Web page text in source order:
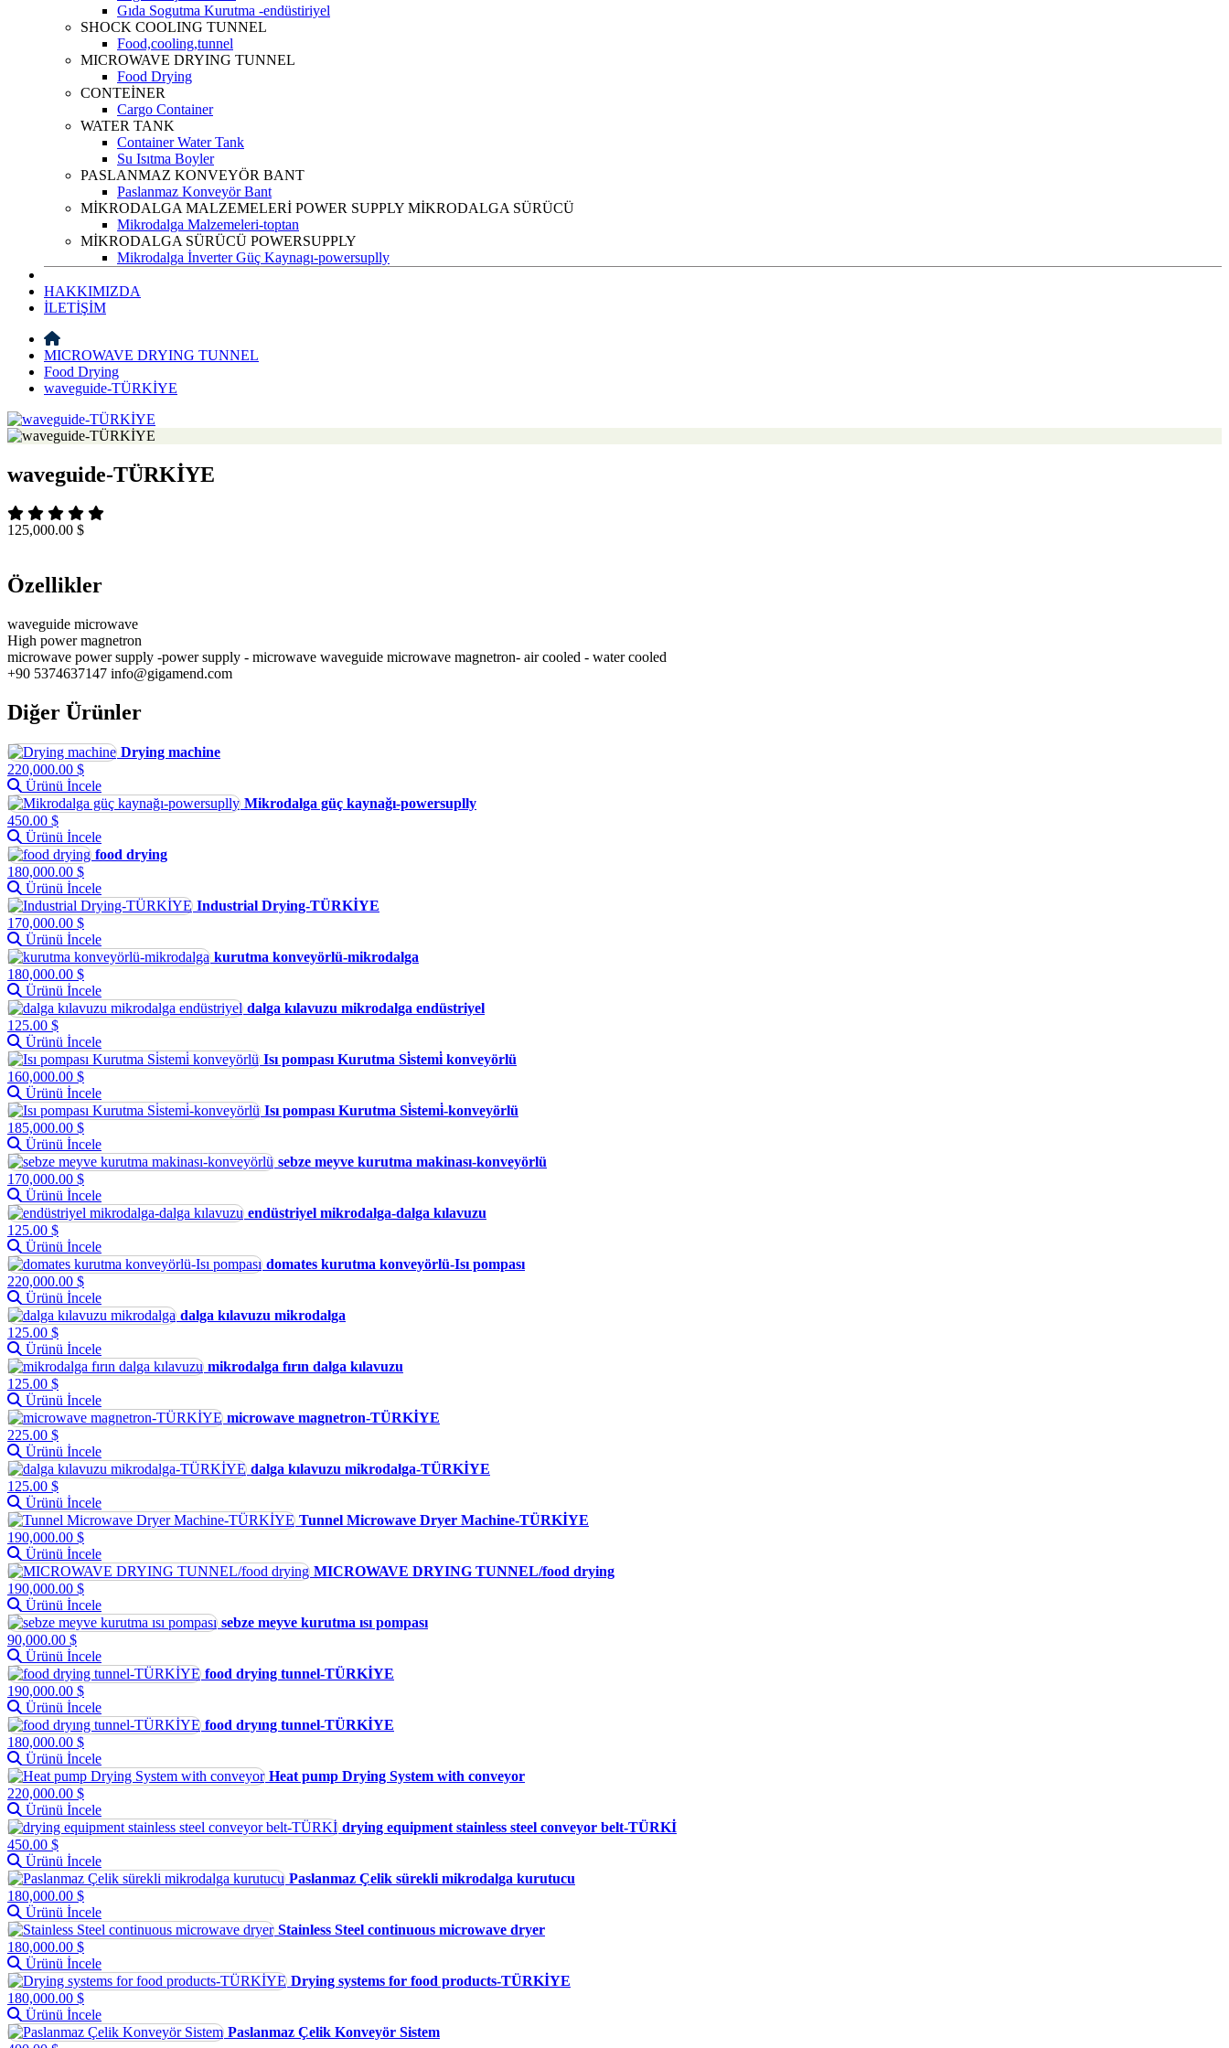
Gıda Sogutma Kurutma -endüstiriyel
SHOCK COOLING TUNNEL
Food,cooling,tunnel
MICROWAVE DRYING TUNNEL
Food Drying
CONTEİNER
Cargo Container
WATER TANK
Container Water Tank
Su Isıtma Boyler
PASLANMAZ KONVEYÖR BANT
Paslanmaz Konveyör Bant
MİKRODALGA MALZEMELERİ POWER SUPPLY MİKRODALGA SÜRÜCÜ
Mikrodalga Malzemeleri-toptan
MİKRODALGA SÜRÜCÜ POWERSUPPLY
Mikrodalga İnverter Güç Kaynagı-powersuplly
HAKKIMIZDA
İLETİŞİM
MICROWAVE DRYING TUNNEL
Food Drying
waveguide-TÜRKİYE
waveguide-TÜRKİYE
125,000.00 $
Özellikler
waveguide microwave
High power magnetron
microwave power supply -power supply - microwave waveguide microwave magnetron- air cooled - water cooled
+90 5374637147 info@gigamend.com
Diğer Ürünler
Drying machine
220,000.00 $
Ürünü İncele
Mikrodalga güç kaynağı-powersuplly
450.00 $
Ürünü İncele
food drying
180,000.00 $
Ürünü İncele
Industrial Drying-TÜRKİYE
170,000.00 $
Ürünü İncele
kurutma konveyörlü-mikrodalga
180,000.00 $
Ürünü İncele
dalga kılavuzu mikrodalga endüstriyel
125.00 $
Ürünü İncele
Isı pompası Kurutma Si̇stemi̇ konveyörlü
160,000.00 $
Ürünü İncele
Isı pompası Kurutma Si̇stemi̇-konveyörlü
185,000.00 $
Ürünü İncele
sebze meyve kurutma makinası-konveyörlü
170,000.00 $
Ürünü İncele
endüstriyel mikrodalga-dalga kılavuzu
125.00 $
Ürünü İncele
domates kurutma konveyörlü-Isı pompası
220,000.00 $
Ürünü İncele
dalga kılavuzu mikrodalga
125.00 $
Ürünü İncele
mikrodalga fırın dalga kılavuzu
125.00 $
Ürünü İncele
microwave magnetron-TÜRKİYE
225.00 $
Ürünü İncele
dalga kılavuzu mikrodalga-TÜRKİYE
125.00 $
Ürünü İncele
Tunnel Microwave Dryer Machine-TÜRKİYE
190,000.00 $
Ürünü İncele
MICROWAVE DRYING TUNNEL/food drying
190,000.00 $
Ürünü İncele
sebze meyve kurutma ısı pompası
90,000.00 $
Ürünü İncele
food drying tunnel-TÜRKİYE
190,000.00 $
Ürünü İncele
food dryıng tunnel-TÜRKİYE
180,000.00 $
Ürünü İncele
Heat pump Drying System with conveyor
220,000.00 $
Ürünü İncele
drying equipment stainless steel conveyor belt-TÜRKİ
450.00 $
Ürünü İncele
Paslanmaz Çelik sürekli mikrodalga kurutucu
180,000.00 $
Ürünü İncele
Stainless Steel continuous microwave dryer
180,000.00 $
Ürünü İncele
Drying systems for food products-TÜRKİYE
180,000.00 $
Ürünü İncele
Paslanmaz Çelik Konveyör Sistem